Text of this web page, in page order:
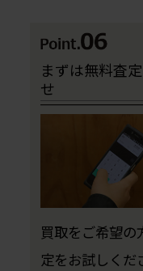
まずは無料査
せ
買取をご希望の
定をお試しくだ